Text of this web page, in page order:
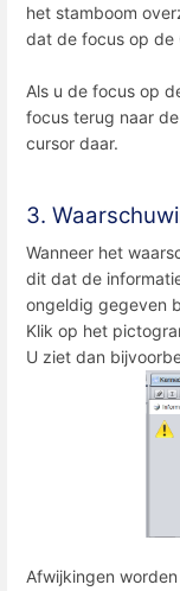
het stamboom
dat de focus op de
Als u de focus op
focus terug naar
cursor daar.
3.
Wanneer het
dit dat de
ongeldig gegeven
Klik op het
U ziet dan
Afwijkingen